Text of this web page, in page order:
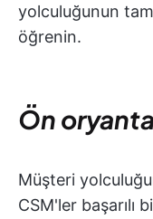
yolculuğunun
öğrenin.
Ön
Müşteri
CSM'ler başarılı